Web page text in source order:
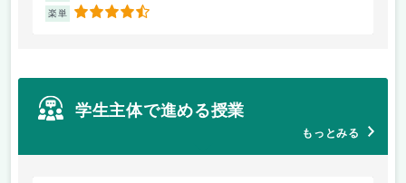
楽単 4.5
学生主体で進める授業
もっとみる